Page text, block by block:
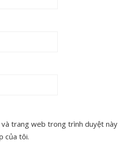
trang web trong trình duyệt này
của tôi.